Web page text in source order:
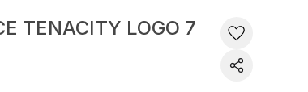
TENACITY LOGO 7